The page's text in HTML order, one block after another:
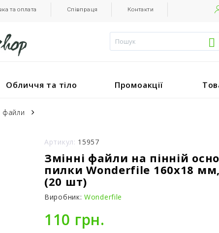
та оплата Співпраця Контакти
Обличчя та тіло Промоакції
файли
Артикул: 15957
Змінні файли на пінній
пилки Wonderfile 160x18
(20 шт)
Виробник: Wonderfile
110 грн.